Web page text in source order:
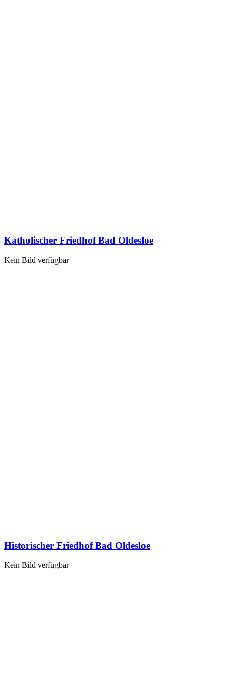
Katholischer Friedhof Bad Oldesloe
Kein Bild verfügbar
Historischer Friedhof Bad Oldesloe
Kein Bild verfügbar